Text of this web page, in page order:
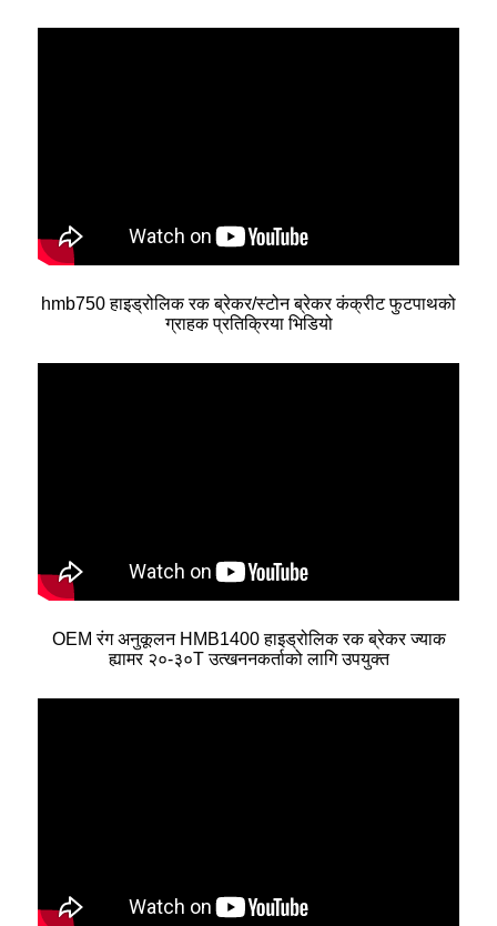
hmb750 हाइड्रोलिक रक ब्रेकर/स्टोन ब्रेकर कंक्रीट फुटपाथको
ग्राहक प्रतिक्रिया भिडियो
OEM रंग अनुकूलन HMB1400 हाइड्रोलिक रक ब्रेकर ज्याक
ह्यामर २०-३०T उत्खननकर्ताको लागि उपयुक्त